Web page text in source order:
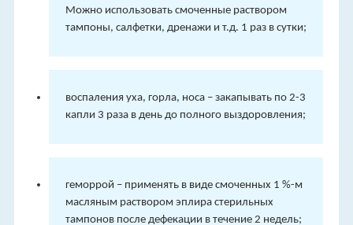
Можно использовать смоченные раствором
тампоны, салфетки, дренажи и т.д. 1 раз в сутки;
воспаления уха, горла, носа – закапывать по 2-3
капли 3 раза в день до полного выздоровления;
геморрой – применять в виде смоченных 1 %-м
масляным раствором эплира стерильных
тампонов после дефекации в течение 2 недель;